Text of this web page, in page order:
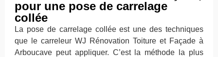
pour une pose de carrelage
collée
La pose de carrelage collée est une des techniques
que le carreleur WJ Rénovation Toiture et Façade à
Arboucave peut appliquer. C’est la méthode la plus